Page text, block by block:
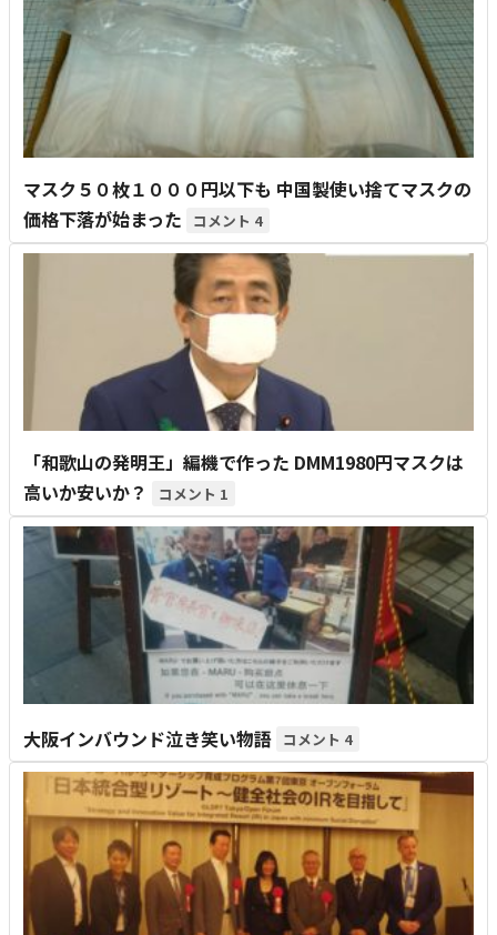
マスク５０枚１０００円以下も 中国製使い捨てマスクの
価格下落が始まった
4
「和歌山の発明王」編機で作った DMM1980円マスクは
高いか安いか？
1
大阪インバウンド泣き笑い物語 4